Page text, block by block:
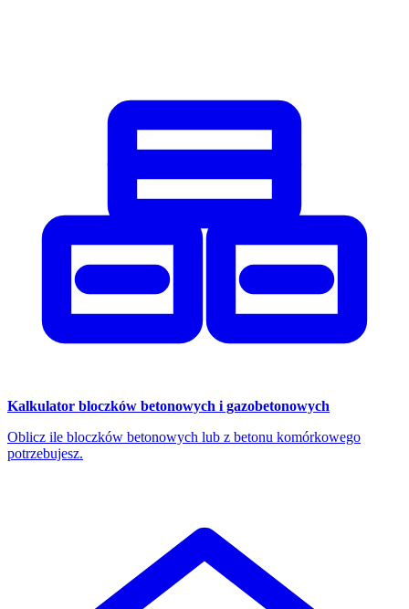
Kalkulator bloczków betonowych i gazobetonowych
Oblicz ile bloczków betonowych lub z betonu komórkowego
potrzebujesz.